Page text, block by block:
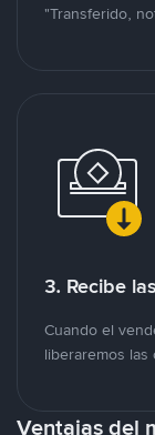
"Transferido,
3. Recibe
Cuando el
liberaremos
Ventajas del